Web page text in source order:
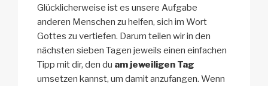
Glücklicherweise ist es unsere Aufgabe
anderen Menschen zu helfen, sich im Wort
Gottes zu vertiefen. Darum teilen wir in den
nächsten sieben Tagen jeweils einen einfachen
Tipp mit dir, den du am jeweiligen Tag
umsetzen kannst, um damit anzufangen. Wenn